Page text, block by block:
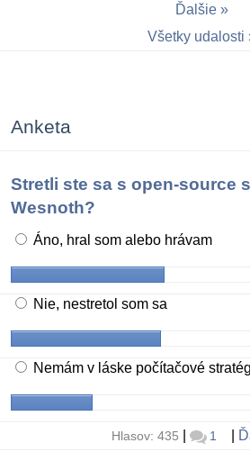
Ďalšie
Všetky udalosti
Anketa
Stretli ste sa s open-source
Wesnoth?
Áno, hral som alebo hrávam
Nie, nestretol som sa
Nemám v láske počítačové
Hlasov: 435 1